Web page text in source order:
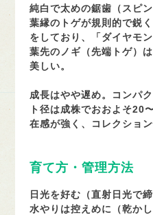
純白で太めの鋸歯（スピン
葉縁のトゲが規則的で鋭
をしており、「ダイヤモ
葉先のノギ（先端トゲ）
美しい。
成長はやや遅め。コンパ
ト径は成株でおおよそ20
在感が強く、コレクション
育て方・管理方法
日光を好む（直射日光で
水やりは控えめに（乾か